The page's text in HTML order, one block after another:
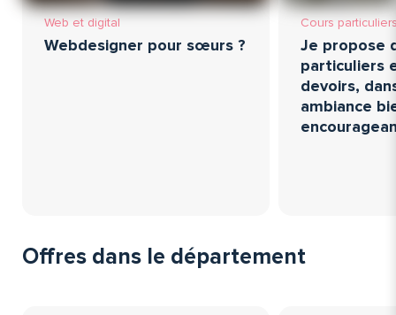
Web et digital
Webdesigner pour sœurs ?
Cours
Je propose
particuliers
devoirs,
ambiance
Offres dans le département